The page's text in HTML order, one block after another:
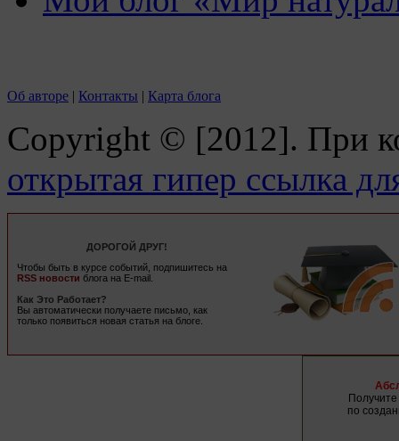
Об авторе | Контакты | Карта блога
Copyright © [2012]. При
открытая гипер ссылка
ДОРОГОЙ ДРУГ!
Чтобы быть в курсе событий, подпишитесь на
RSS новости блога на E-mail.
Как Это Работает?
Вы автоматически получаете письмо, как
только появиться новая статья на блоге.
по